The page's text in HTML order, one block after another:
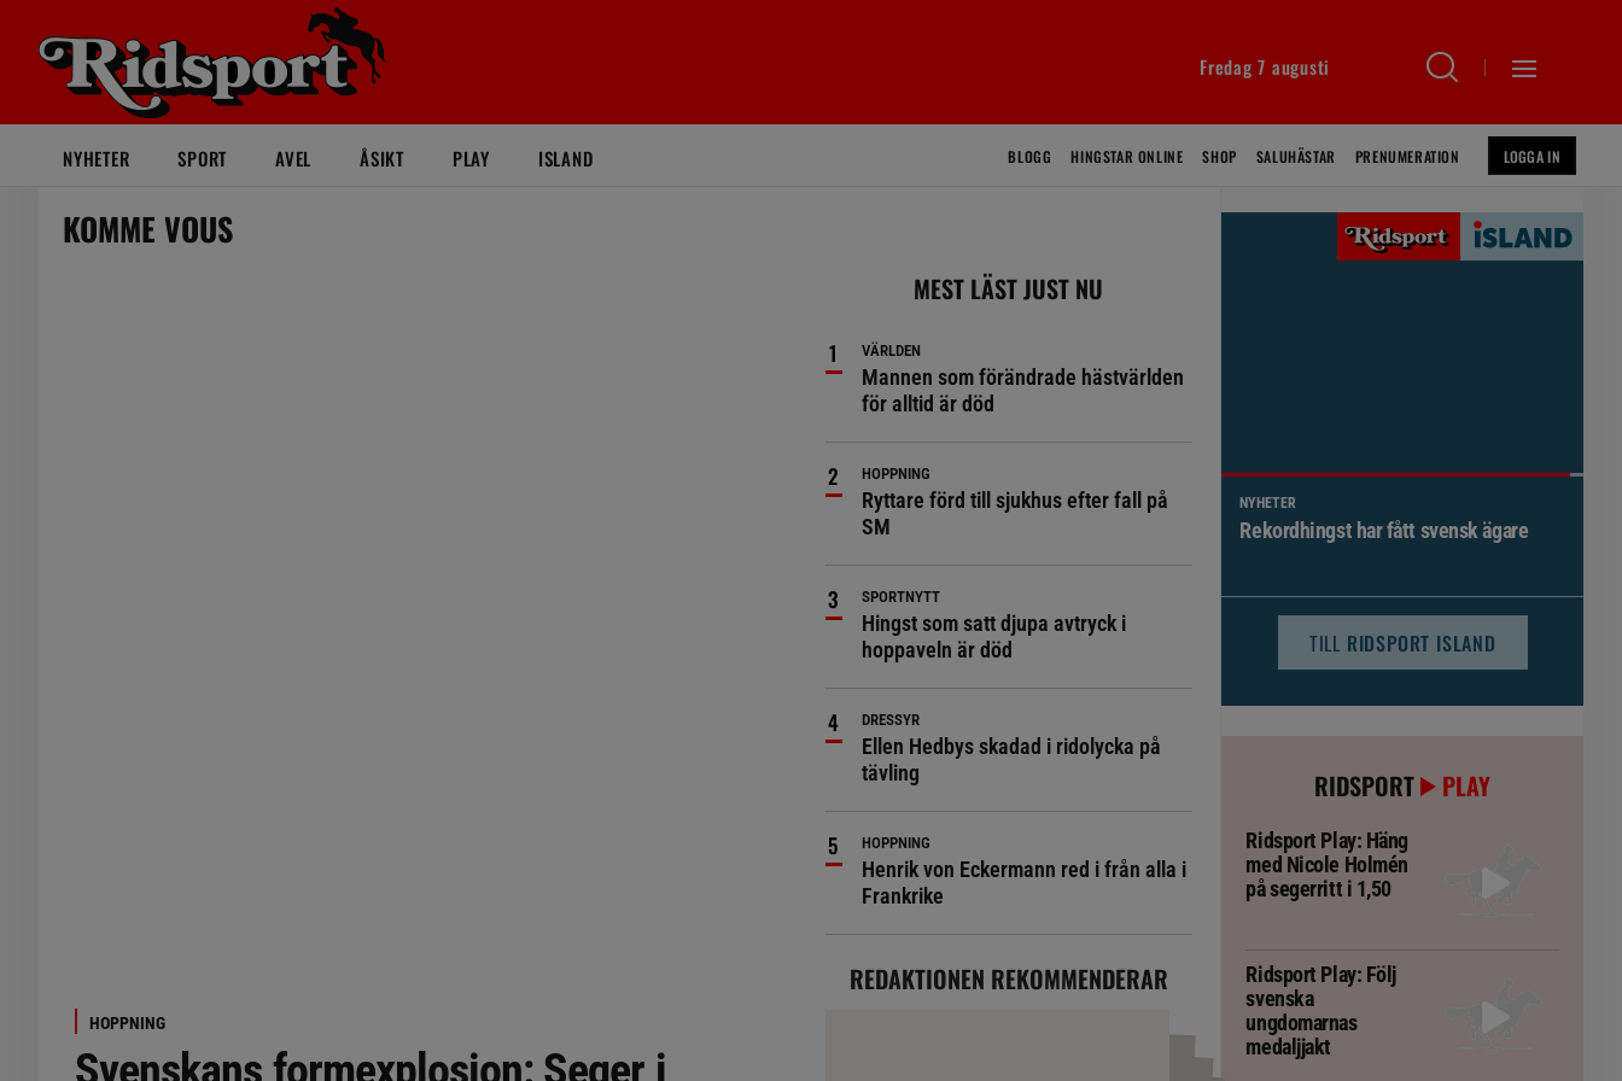
Fredag 7 augusti
NYHETER SPORT AVEL ÅSIKT PLAY ISLAND BLOGG HINGSTAR ONLINE SHOP SALUHÄSTAR PRENUMERATION LOGGA IN
KOMME VOUS
HOPPNING
Svenskans formexplosion: Seger i
MEST LÄST JUST NU
VÄRLDEN
Mannen som förändrade hästvärlden
för alltid är död
HOPPNING
Ryttare förd till sjukhus efter fall på
SM
SPORTNYTT
Hingst som satt djupa avtryck i
hoppaveln är död
DRESSYR
Ellen Hedbys skadad i ridolycka på
tävling
HOPPNING
Henrik von Eckermann red i från alla i
Frankrike
REDAKTIONEN REKOMMENDERAR
NYHETER
Brett politiskt stöd för förändringar i
TILL RIDSPORT ISLAND
RIDSPORT PLAY
Ridsport Play: Häng
med Nicole Holmén
på segerritt i 1,50
Ridsport Play: Följ
svenska
ungdomarnas
medaljjakt